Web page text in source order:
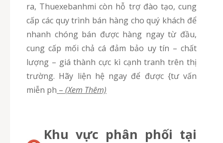
ra, Thuexebanhmi còn hỗ trợ đào tạo, cung
cấp các quy trình bán hàng cho quý khách để
nhanh chóng bán được hàng ngay từ đầu,
cung cấp mối chả cá đảm bảo uy tín – chất
lượng – giá thành cực kì cạnh tranh trên thị
trường. Hãy liện hệ ngay để được {tư vấn
miễn ph – (Xem Thêm)
Khu vực phân phối tại